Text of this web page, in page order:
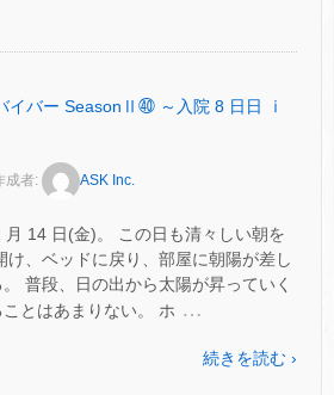
イバー SeasonⅡ㊵ ～入院 8 日日 ⅰ
成者: ASK Inc.
14 日(金)。 この日も清々しい朝を
け、ベッドに戻り、部屋に朝陽が差し
普段、日の出から太陽が昇っていく
とはあまりない。 ホ …
続きを読む ›